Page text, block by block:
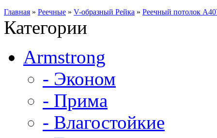
Главная » Реечные » V-образный Рейка » Реечный потолок
Категории
Armstrong
- Эконом
- Прима
- Влагостойкие